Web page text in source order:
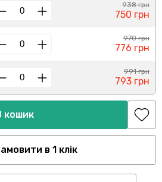
938 грн
750 грн
970 грн
776 грн
991 грн
793 грн
кошик
в 1 клік